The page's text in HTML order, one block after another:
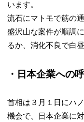
います。
流石にマトモで筋の
盛沢山な案件が順調
るか、消化不良で白
・日本企業への
首相は３月１日にハ
機会で、日本企業に